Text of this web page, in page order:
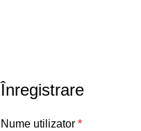
Înregistrare
Nume utilizator *